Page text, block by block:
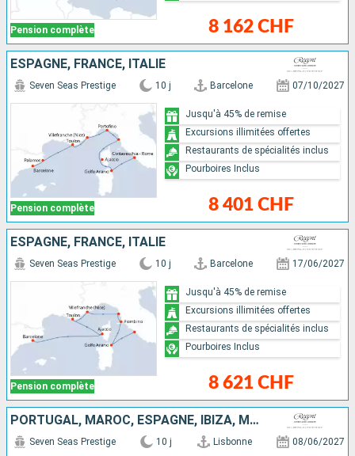
Pension complète 8 162 CHF
ESPAGNE, FRANCE, ITALIE
Pension complète
Seven Seas Prestige 10 j Barcelone 07/10/2027
8 401 CHF
Jusqu'à 45% de remise
Excursions illimitées offertes
Restaurants de spécialités inclus
Pourboires Inclus
ESPAGNE, FRANCE, ITALIE
Pension complète
Seven Seas Prestige 10 j Barcelone 17/06/2027
8 621 CHF
Jusqu'à 45% de remise
Excursions illimitées offertes
Restaurants de spécialités inclus
Pourboires Inclus
PORTUGAL, MAROC, ESPAGNE, IBIZA, MAJORQUE
Seven Seas Prestige 10 j Lisbonne 08/06/2027